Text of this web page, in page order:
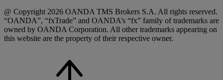
@ Copyright 2026 OANDA TMS Brokers S.A. All rights reserved.
“OANDA”, “fxTrade” and OANDA’s “fx” family of trademarks are
owned by OANDA Corporation. All other trademarks appearing on
this website are the property of their respective owner.